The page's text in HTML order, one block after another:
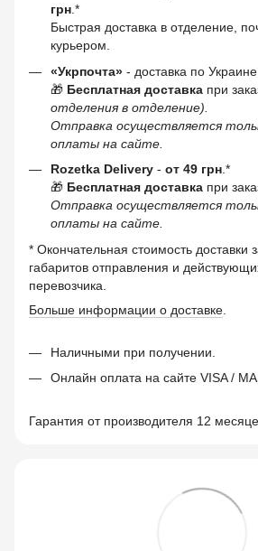
грн.*
Быстрая доставка в отделение,
курьером.
«Укрпочта» - доставка по Украине
🎁 Бесплатная доставка при
отделения в отделение).
Отправка осуществляется
оплаты на сайте.
Rozetka Delivery - от 49 грн .*
🎁 Бесплатная доставка при
Отправка осуществляется
оплаты на сайте.
* Окончательная стоимость доставки
габаритов отправления и
перевозчика.
Больше информации о доставке
Наличными при получении.
Онлайн оплата на сайте VISA /
Гарантия от производителя 12